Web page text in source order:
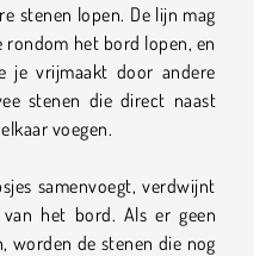
stenen lopen. De lijn mag
het bord lopen, en
je vrijmaakt door andere
stenen die direct naast
voegen.
samenvoegt, verdwijnt
het bord. Als er geen
worden de stenen die nog